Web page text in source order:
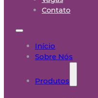
Contato
Início
Sobre Nós
Produtos